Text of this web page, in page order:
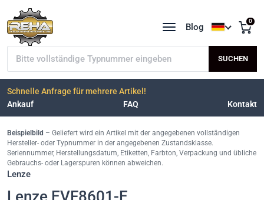
Typnummer suchen SUCHEN
Blog
Sprache
0
Schnelle Anfrage für mehrere Artikel!
Ankauf
FAQ Kontakt
Beispielbild – Geliefert wird ein Artikel mit der angegebenen vollständigen
Hersteller- oder Typnummer in der angegebenen Zustandsklasse.
Seriennummer, Herstellungsdatum, Etiketten, Farbton, Verpackung und übliche
Gebrauchs- oder Lagerspuren können abweichen.
Lenze
Lenze EVF8601-E